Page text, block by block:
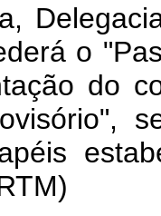
o
do